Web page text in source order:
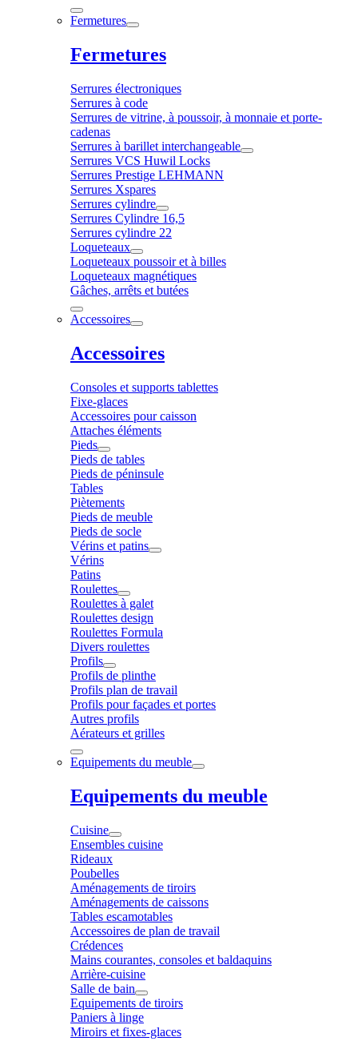
Fermetures
Fermetures
Serrures électroniques
Serrures à code
Serrures de vitrine, à poussoir, à monnaie et porte-
cadenas
Serrures à barillet interchangeable
Serrures VCS Huwil Locks
Serrures Prestige LEHMANN
Serrures Xspares
Serrures cylindre
Serrures Cylindre 16,5
Serrures cylindre 22
Loqueteaux
Loqueteaux poussoir et à billes
Loqueteaux magnétiques
Gâches, arrêts et butées
Accessoires
Accessoires
Consoles et supports tablettes
Fixe-glaces
Accessoires pour caisson
Attaches éléments
Pieds
Pieds de tables
Pieds de péninsule
Tables
Piètements
Pieds de meuble
Pieds de socle
Vérins et patins
Vérins
Patins
Roulettes
Roulettes à galet
Roulettes design
Roulettes Formula
Divers roulettes
Profils
Profils de plinthe
Profils plan de travail
Profils pour façades et portes
Autres profils
Aérateurs et grilles
Equipements du meuble
Equipements du meuble
Cuisine
Ensembles cuisine
Rideaux
Poubelles
Aménagements de tiroirs
Aménagements de caissons
Tables escamotables
Accessoires de plan de travail
Crédences
Mains courantes, consoles et baldaquins
Arrière-cuisine
Salle de bain
Equipements de tiroirs
Paniers à linge
Miroirs et fixes-glaces